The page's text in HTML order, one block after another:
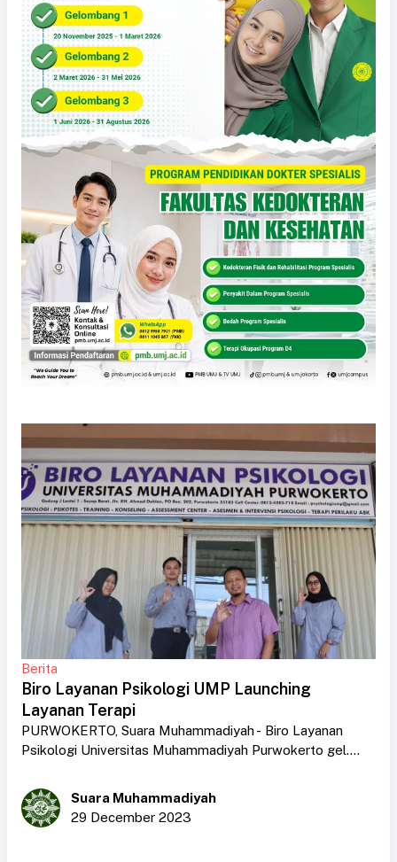
Berita
Biro Layanan Psikologi UMP Launching
Layanan Terapi
PURWOKERTO, Suara Muhammadiyah - Biro Layanan
Psikologi Universitas Muhammadiyah Purwokerto gel....
Suara Muhammadiyah
29 December 2023